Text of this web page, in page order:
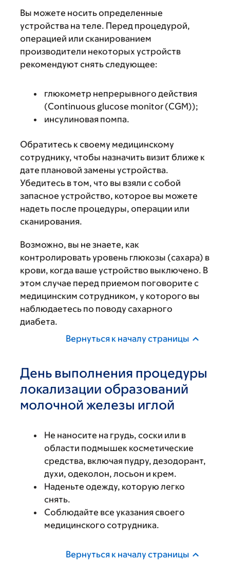
Вы можете носить определенные
устройства на теле. Перед процедурой,
операцией или сканированием
производители некоторых устройств
рекомендуют снять следующее:
глюкометр непрерывного действия
(Continuous glucose monitor (CGM));
инсулиновая помпа.
Обратитесь к своему медицинскому
сотруднику, чтобы назначить визит ближе к
дате плановой замены устройства.
Убедитесь в том, что вы взяли с собой
запасное устройство, которое вы можете
надеть после процедуры, операции или
сканирования.
Возможно, вы не знаете, как
контролировать уровень глюкозы (сахара) в
крови, когда ваше устройство выключено. В
этом случае перед приемом поговорите с
медицинским сотрудником, у которого вы
наблюдаетесь по поводу сахарного
диабета.
Вернуться к началу страницы
День выполнения процедуры
локализации образований
молочной железы иглой
Не наносите на грудь, соски или в
области подмышек косметические
средства, включая пудру, дезодорант,
духи, одеколон, лосьон и крем.
Наденьте одежду, которую легко
снять.
Соблюдайте все указания своего
медицинского сотрудника.
Вернуться к началу страницы